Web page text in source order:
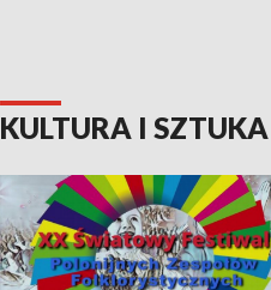
KULTURA I SZTUKA